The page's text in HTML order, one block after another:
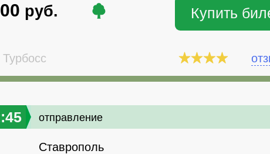
руб. Купить
Турбосс
отправление
Ставрополь